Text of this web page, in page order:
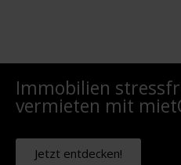
Immobilien
vermieten mit
Jetzt entdecken!